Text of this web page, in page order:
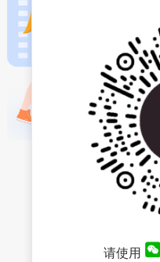
请使用